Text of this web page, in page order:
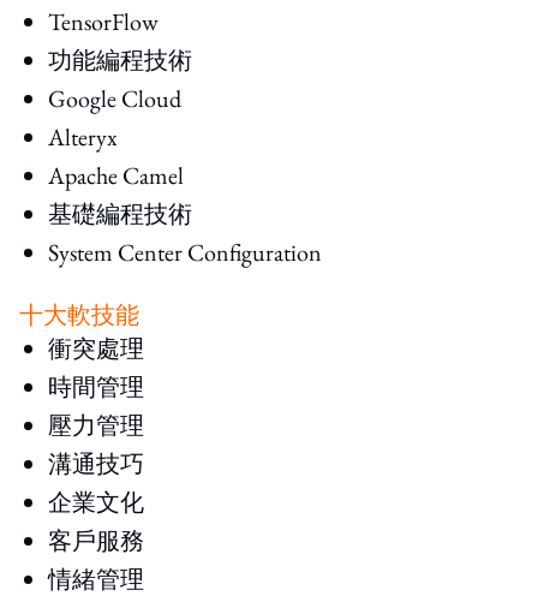
TensorFlow
功能編程技術
Google Cloud
Alteryx
Apache Camel
基礎編程技術
System Center Configuration
十大軟技能
衝突處理
時間管理
壓力管理
溝通技巧
企業文化
客戶服務
情緒管理